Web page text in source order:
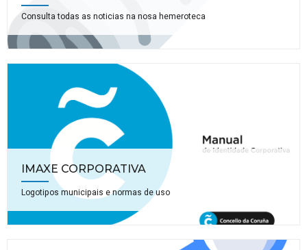
Consulta todas as noticias na nosa hemeroteca
IMAXE CORPORATIVA
Logotipos municipais e normas de uso